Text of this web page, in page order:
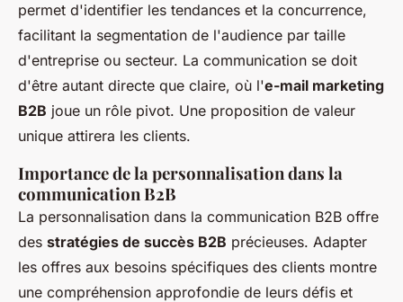
permet d'identifier les tendances et la concurrence,
facilitant la segmentation de l'audience par taille
d'entreprise ou secteur. La communication se doit
d'être autant directe que claire, où l'e-mail marketing
B2B joue un rôle pivot. Une proposition de valeur
unique attirera les clients.
Importance de la personnalisation dans la
communication B2B
La personnalisation dans la communication B2B offre
des stratégies de succès B2B précieuses. Adapter
les offres aux besoins spécifiques des clients montre
une compréhension approfondie de leurs défis et